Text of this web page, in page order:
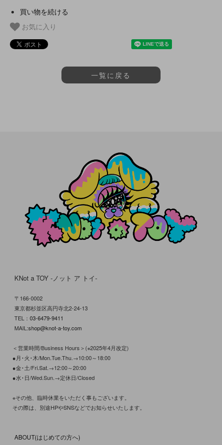
買い物を続ける
お気に入り
一覧に戻る
KNot a TOY -ノット ア トイ-
〒166-0002
東京都杉並区高円寺北2-24-13
TEL： 03-6479-9411
MAIL:shop@knot-a-toy.com
＜営業時間/Business Hours＞(※2025年4月改定)
●月･火･木/Mon.Tue.Thu.→10:00～18:00
●金･土/Fri.Sat.→12:00～20:00
●水･日/Wed.Sun.→定休日/Closed
※その他、臨時休業をいただく事もございます。
その際は、別途HPやSNSなどでお知らせいたします。
ABOUT(はじめての方へ)